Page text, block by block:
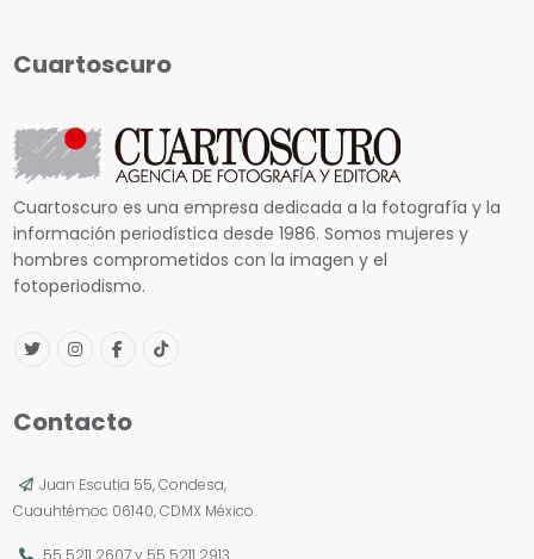
Cuartoscuro
Cuartoscuro es una empresa dedicada a la fotografía y la
información periodística desde 1986. Somos mujeres y
hombres comprometidos con la imagen y el
fotoperiodismo.
Contacto
Juan Escutia 55, Condesa,
Cuauhtémoc 06140, CDMX México.
55 5211 2607y 55 5211 2913